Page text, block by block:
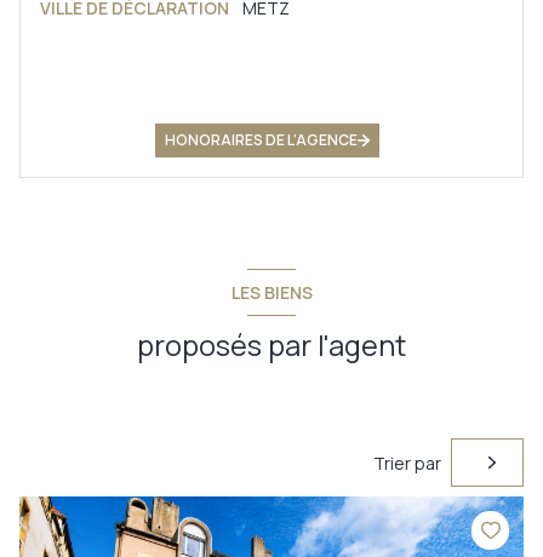
VILLE DE DÉCLARATION
METZ
HONORAIRES DE L'AGENCE
LES BIENS
proposés par l'agent
Trier par